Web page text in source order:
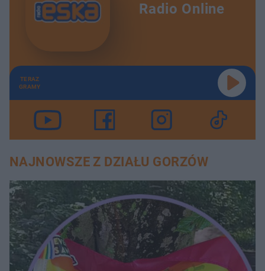
Radio Online
TERAZ
GRAMY
NAJNOWSZE Z DZIAŁU GORZÓW